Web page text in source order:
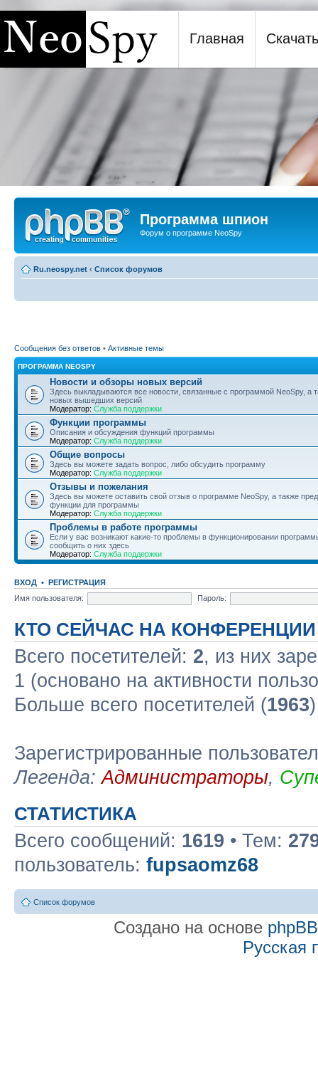
Программа шпион NeoSpy
Главная Скачать
Программа шпион
Форум о программе NeoSpy
Ru.neospy.net ‹ Список форумов
Сообщения без ответов • Активные темы
ПРОГРАММА NEOSPY
Новости и обзоры новых версий
Здесь выкладываются все новости, связанные с программой NeoSpy, а
новых вышедших версий
Модератор: Служба поддержки
Функции программы
Описания и обсуждения функций программы
Модератор: Служба поддержки
Общие вопросы
Здесь вы можете задать вопрос, либо обсудить программу
Модератор: Служба поддержки
Отзывы и пожелания
Здесь вы можете оставить свой отзыв о программе NeoSpy, а также
функции для программы
Модератор: Служба поддержки
Проблемы в работе программы
Если у вас возникают какие-то проблемы в функционировании
сообщить о них здесь
Модератор: Служба поддержки
ВХОД • РЕГИСТРАЦИЯ
Имя пользователя:
Пароль:
КТО СЕЙЧАС НА КОНФЕРЕНЦИИ
Всего посетителей: 2, из них
1 (основано на активности
Больше всего посетителей (1963
Зарегистрированные
Легенда:Администраторы,
СТАТИСТИКА
Всего сообщений: 1619 • Тем:
пользователь: fupsaomz68
Список форумов
Создано на основе phpBB
Русская